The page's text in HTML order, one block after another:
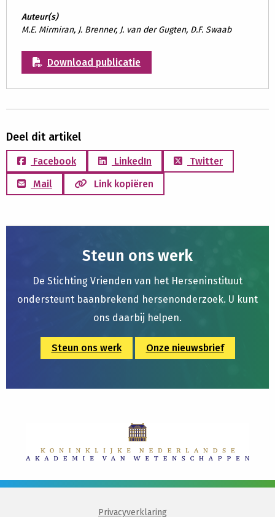
Auteur(s)
M.E. Mirmiran, J. Brenner, J. van der Gugten, D.F. Swaab
Download publicatie
Deel dit artikel
Facebook LinkedIn
Twitter
Mail
Link kopiëren
Steun ons werk
De Stichting Vrienden van het Herseninstituut
ondersteunt baanbrekend hersenonderzoek. U kunt
ons daarbij helpen.
Steun ons werk Onze nieuwsbrief
Privacyverklaring